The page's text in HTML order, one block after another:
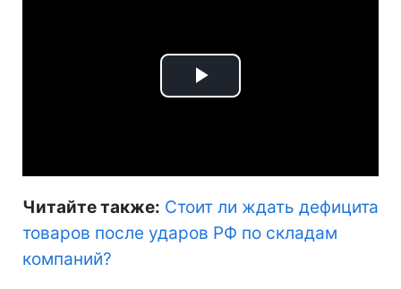
Play
Читайте также: Стоит ли ждать дефицита
товаров после ударов РФ по складам
компаний?